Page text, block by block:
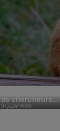
31 juillet 2026
de chercheurs...